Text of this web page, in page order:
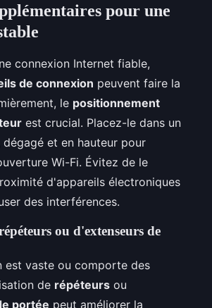
pour une
connexion Internet fiable,
de connexion peuvent faire la
le positionnement
est crucial. Placez-le dans un
et en hauteur pour
Wi-Fi. Évitez de le
d'appareils électroniques
des interférences.
ou d'extenseurs de
est vaste ou comporte des
de répéteurs ou
portée peut améliorer la